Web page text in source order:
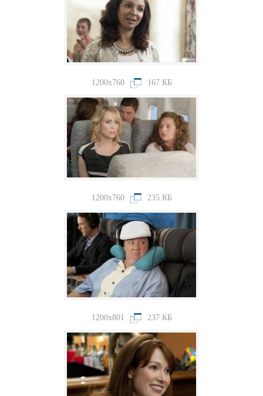
1200x760 167 КБ
1200x760 235 КБ
1200x801 237 КБ